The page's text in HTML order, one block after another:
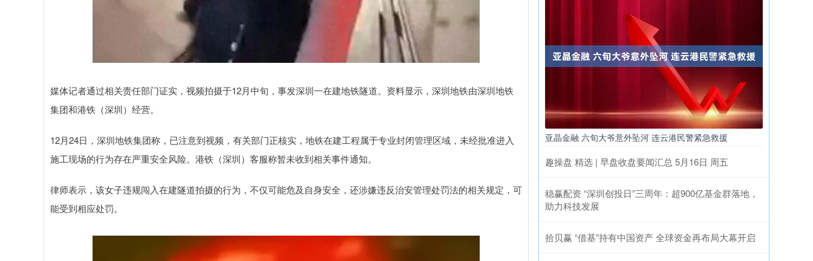
媒体记者通过相关责任部门证实，视频拍摄于12月中旬，事发深圳一在建地铁隧道。资料显示，深圳地铁由深圳地铁
集团和港铁（深圳）经营。
12月24日，深圳地铁集团称，已注意到视频，有关部门正核实，地铁在建工程属于专业封闭管理区域，未经批准进入
施工现场的行为存在严重安全风险。港铁（深圳）客服称暂未收到相关事件通知。
律师表示，该女子违规闯入在建隧道拍摄的行为，不仅可能危及自身安全，还涉嫌违反治安管理处罚法的相关规定，可
能受到相应处罚。
亚晶金融 六旬大爷意外坠河 连云港民警紧急救援
趣操盘 精选 | 早盘收盘要闻汇总 5月16日 周五
稳赢配资 “深圳创投日”三周年：超900亿基金群落地，
助力科技发展
拾贝赢 “借基”持有中国资产 全球资金再布局大幕开启